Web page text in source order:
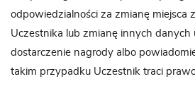
odpowiedzialności za zmianę miejsca
Uczestnika lub zmianę innych danych
dostarczenie nagrody albo
takim przypadku Uczestnik traci